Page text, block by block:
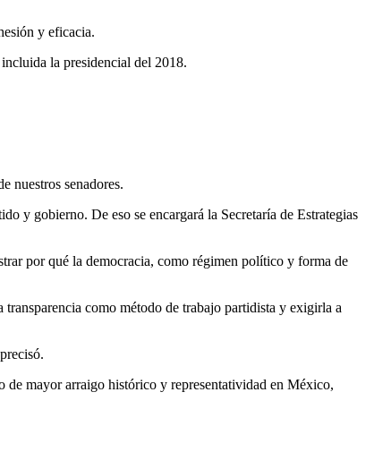
y eficacia.
la presidencial del 2018.
nuestros senadores.
y gobierno. De eso se encargará la Secretaría de Estrategias
por qué la democracia, como régimen político y forma de
como método de trabajo partidista y exigirla a
mayor arraigo histórico y representatividad en México,